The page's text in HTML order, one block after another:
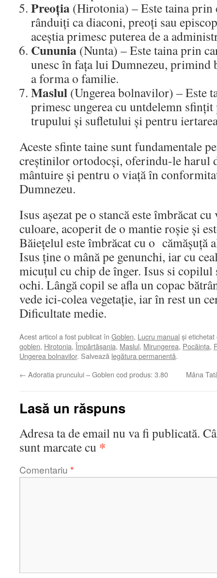
Preoția (Hirotonia) – Este taina prin
rânduiți ca diaconi, preoți sau
aceștia primesc puterea de a
Cununia (Nunta) – Este taina prin
unesc în fața lui Dumnezeu, primind
a forma o familie.
Maslul (Ungerea bolnavilor) – Este
primesc ungerea cu untdelemn
trupului și sufletului și pentru
Aceste sfinte taine sunt fundamentale
creștinilor ortodocși, oferindu-le harul
mântuire și pentru o viață în
Dumnezeu.
Isus așezat pe o stancă este îmbrăcat
culoare, acoperit de o mantie roșie și
Băiețelul este îmbrăcat cu o cămășuță
Isus ține o mână pe genunchi, iar cu
micuțul cu chip de înger. Isus si copilul
ochi. Lângă copil se afla un copac
vede ici-colea vegetație, iar în rest un
Dificultate medie.
Acest articol a fost publicat în Goblen, Lucru manual și
goblen, Hirotonia, Împărtășania, Maslul, Mirungerea, Pocăința,
Ungerea bolnavilor. Salvează legătura permanentă.
← Adoratia pruncului – Goblen cod produs: 3.80 Mâna
Lasă un răspuns
Adresa ta de email nu va fi publicată.
sunt marcate cu *
Comentariu *